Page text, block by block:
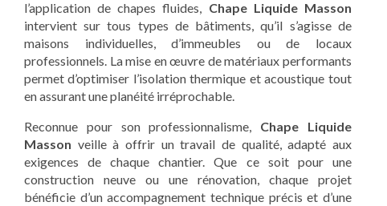
l’application de chapes fluides, Chape Liquide Masson
intervient sur tous types de bâtiments, qu’il s’agisse de
maisons individuelles, d’immeubles ou de locaux
professionnels. La mise en œuvre de matériaux performants
permet d’optimiser l’isolation thermique et acoustique tout
en assurant une planéité irréprochable.
Reconnue pour son professionnalisme, Chape Liquide
Masson veille à offrir un travail de qualité, adapté aux
exigences de chaque chantier. Que ce soit pour une
construction neuve ou une rénovation, chaque projet
bénéficie d’un accompagnement technique précis et d’une